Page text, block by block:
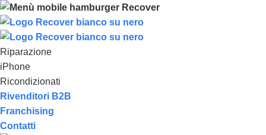
Riparazione
iPhone
Ricondizionati
Rivenditori B2B
Franchising
Contatti